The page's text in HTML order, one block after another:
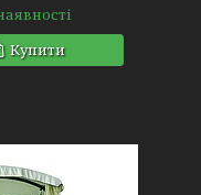
Купити